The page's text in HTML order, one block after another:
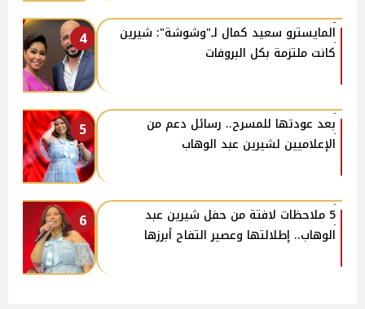
4
المايسترو سعيد كمال لـ"وشوشة": شيرين
كانت ملتزمة بكل البروفات
5
بعد عودتها للمسرح.. رسائل دعم من
الإعلاميين لشيرين عبد الوهاب
6
5 ملاحظات لافتة من حفل شيرين عبد
الوهاب.. إطلالتها وعصير التفاح أبرزها